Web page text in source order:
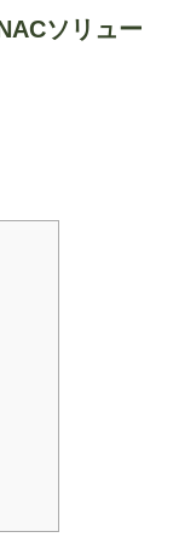
ソリュー